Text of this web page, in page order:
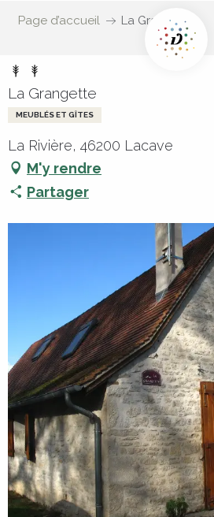
Page d’accueil La Grangette
La Grangette
MEUBLÉS ET GÎTES
La Rivière, 46200 Lacave
M'y rendre
Partager